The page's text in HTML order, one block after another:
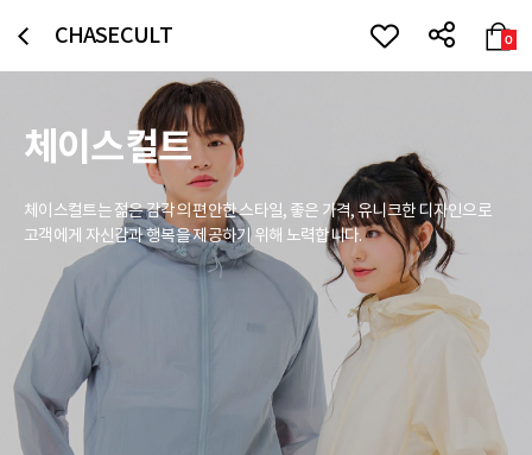
CHASECULT 0
체이스컬트
체이스컬트는 젊은 감각의 편안한 스타일, 좋은 가격, 유니크한 디자인으로
고객에게 자신감과 행복을 제공하기 위해 노력합니다.